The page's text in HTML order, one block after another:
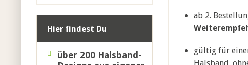
Hier findest Du
über 200 Halsband-
ab 2.
gültig für